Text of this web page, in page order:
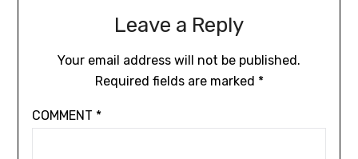
Leave a Reply
Your email address will not be published.
Required fields are marked *
COMMENT *